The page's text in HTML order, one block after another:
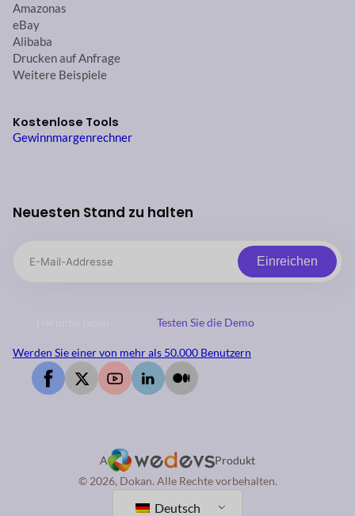
Amazonas
eBay
Alibaba
Drucken auf Anfrage
Weitere Beispiele
Kostenlose Tools
Gewinnmargenrechner
Neuesten Stand zu halten
Einreichen
Testen Sie die Demo
Werden Sie einer von mehr als 50.000 Benutzern
A
Produkt
© 2026, Dokan. Alle Rechte vorbehalten.
Deutsch